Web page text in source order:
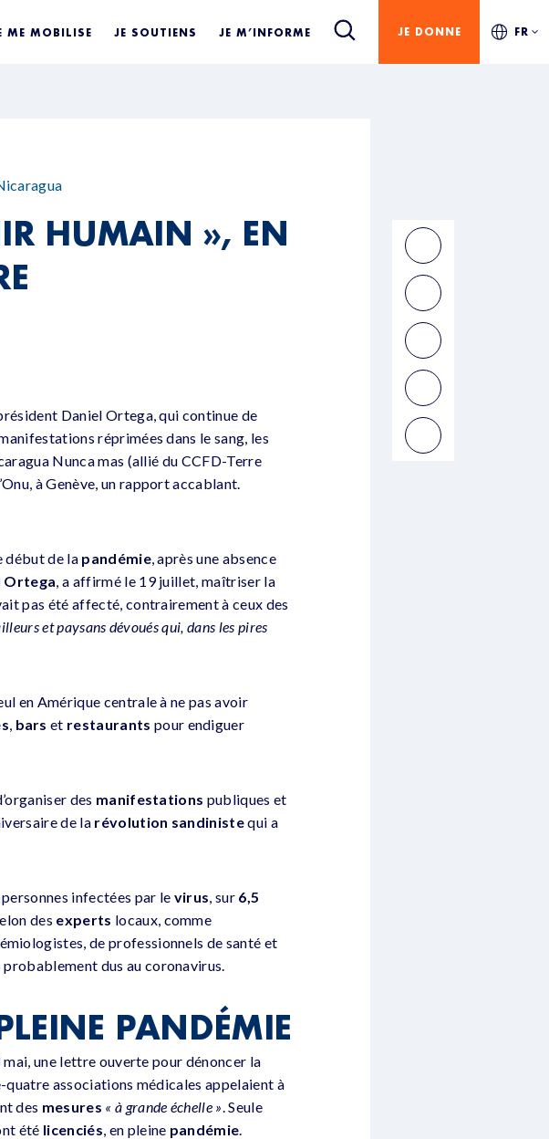
ME MOBILISE JE SOUTIENS JE M’INFORME JE DONNE FR
HUMAIN », EN
Daniel Ortega, qui continue de
réprimées dans le sang, les
Nunca mas (allié du CCFD-Terre
à Genève, un rapport accablant.
début de la pandémie, après une absence
Ortega, a affirmé le 19 juillet, maîtriser la
pas été affecté, contrairement à ceux des
et paysans dévoués qui, dans les pires
en Amérique centrale à ne pas avoir
, bars et restaurants pour endiguer
des manifestations publiques et
de la révolution sandinistequi a
infectées par le virus, sur 6,5
des experts locaux, comme
de professionnels de santé et
probablement dus au coronavirus.
PANDÉMIE
une lettre ouverte pour dénoncer la
associations médicales appelaient à
des mesures « à grande échelle ». Seule
été licenciés, en pleine pandémie.